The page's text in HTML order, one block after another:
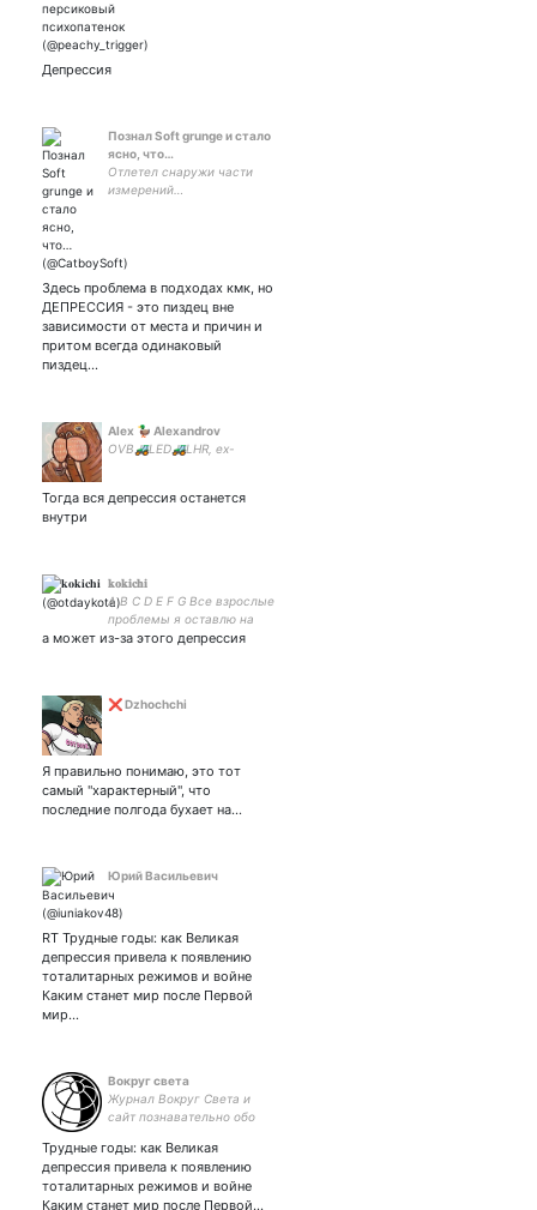
Депрессия
Познал Soft grunge и стало
ясно, что…
Отлетел снаружи части
измерений…
Здесь проблема в подходах кмк, но
ДЕПРЕССИЯ - это пиздец вне
зависимости от места и причин и
притом всегда одинаковый
пиздец…
Alex 🦆 Alexandrov
OVB🚜LED🚜LHR, ex-
Тогда вся депрессия останется
внутри
𝐤𝐨𝐤𝐢𝐜𝐡𝐢
A B C D E F G Все взрослые
проблемы я оставлю на
потом (ﾉ◕ヮ◕)ﾉ *.✧ она/её
а может из-за этого депрессия
❌ Dzhochchi
Я правильно понимаю, это тот
самый "характерный", что
последние полгода бухает на…
Юрий Васильевич
RT Трудные годы: как Великая
депрессия привела к появлению
тоталитарных режимов и войне
Каким станет мир после Первой
мир…
Вокруг света
Журнал Вокруг Света и
сайт познавательно обо
телеграм:
Трудные годы: как Великая
депрессия привела к появлению
тоталитарных режимов и войне
Каким станет мир после Первой…